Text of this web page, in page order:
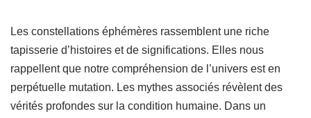
Les constellations éphémères rassemblent une riche
tapisserie d’histoires et de significations. Elles nous
rappellent que notre compréhension de l’univers est en
perpétuelle mutation. Les mythes associés révèlent des
vérités profondes sur la condition humaine. Dans un